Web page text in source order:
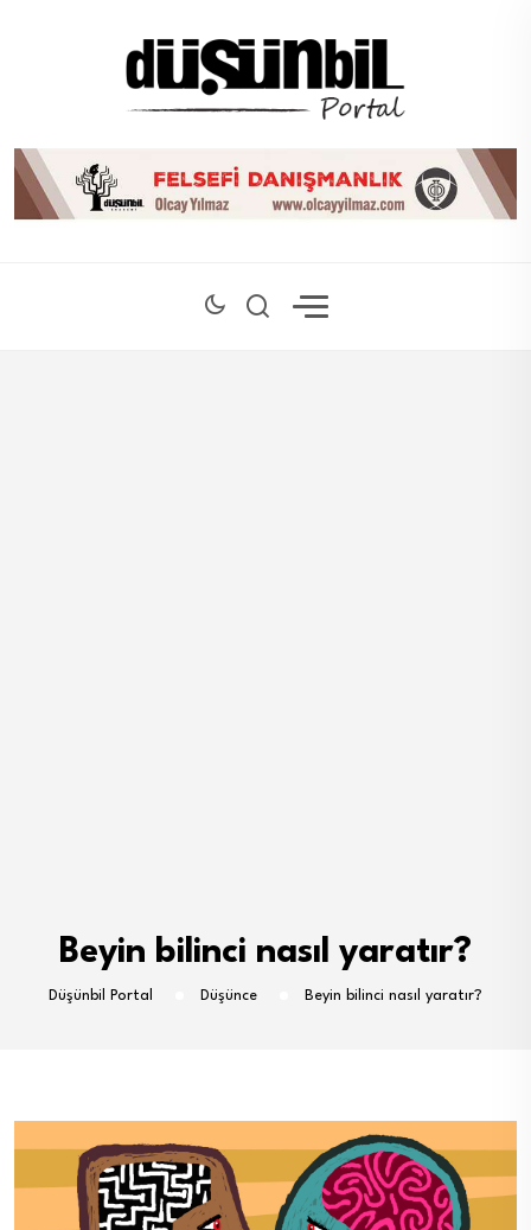
Beyin bilinci nasıl yaratır?
Düşünbil Portal Düşünce Beyin bilinci nasıl yaratır?